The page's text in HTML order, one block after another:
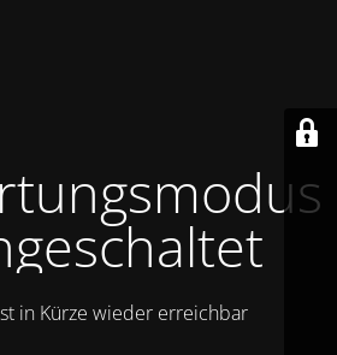
in Kürze wieder erreichbar